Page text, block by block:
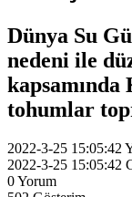
Dünya Su
nedeni ile
tohumlar
2022-3-25 15:05:42
2022-3-25 15:05:42
0Yorum